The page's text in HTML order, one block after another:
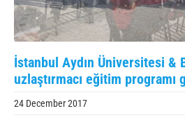
İstanbul Aydın Üniversitesi &
uzlaştırmacı eğitim
24 December 2017